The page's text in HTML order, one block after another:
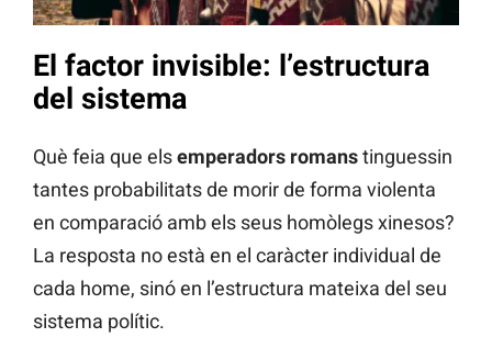
El factor invisible: l’estructura
del sistema
Què feia que elsemperadors romanstinguessin
tantes probabilitats de morir de forma violenta
en comparació amb els seus homòlegs xinesos?
La resposta no està en el caràcter individual de
cada home, sinó en l’estructura mateixa del seu
sistema polític.